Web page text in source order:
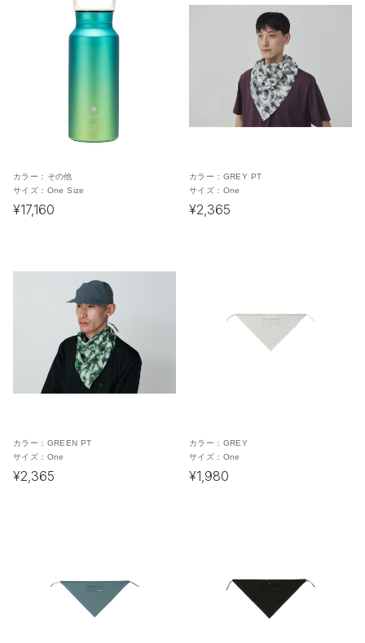
カラー： その他
サイズ： One Size
¥17,160
カラー： GREY PT
サイズ： One
¥2,365
カラー： GREEN PT
サイズ： One
¥2,365
カラー： GREY
サイズ： One
¥1,980